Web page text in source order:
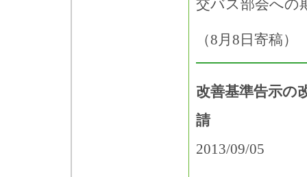
交バス部会への
（8月8日寄稿）
改善基準告示の
請
2013/09/05